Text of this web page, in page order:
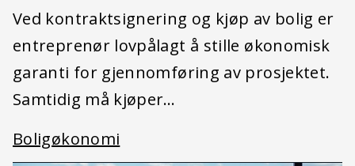
Ved kontraktsignering og kjøp av bolig er
entreprenør lovpålagt å stille økonomisk
garanti for gjennomføring av prosjektet.
Samtidig må kjøper…
Boligøkonomi